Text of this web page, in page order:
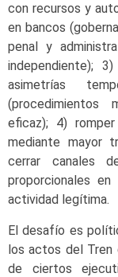
con recursos y
en bancos
penal y
independiente);
asimetrías
(procedimientos
eficaz); 4)
mediante mayor
cerrar canales
proporcionales
actividad legítima.
El desafío es
los actos del Tren
de ciertos